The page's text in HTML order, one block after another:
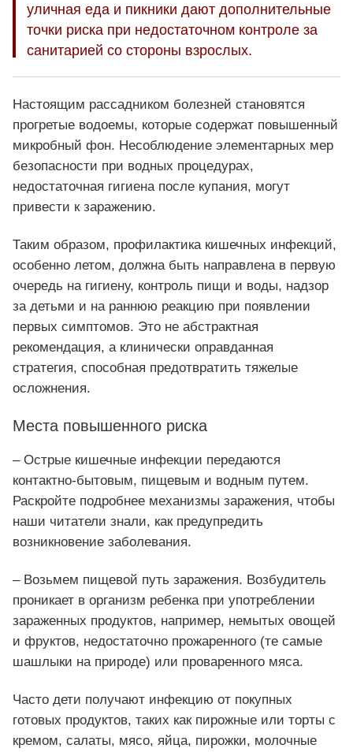
уличная еда и пикники дают дополнительные
точки риска при недостаточном контроле за
санитарией со стороны взрослых.
Настоящим рассадником болезней становятся
прогретые водоемы, которые содержат повышенный
микробный фон. Несоблюдение элементарных мер
безопасности при водных процедурах,
недостаточная гигиена после купания, могут
привести к заражению.
Таким образом, профилактика кишечных инфекций,
особенно летом, должна быть направлена в первую
очередь на гигиену, контроль пищи и воды, надзор
за детьми и на раннюю реакцию при появлении
первых симптомов. Это не абстрактная
рекомендация, а клинически оправданная
стратегия, способная предотвратить тяжелые
осложнения.
Места повышенного риска
– Острые кишечные инфекции передаются
контактно-бытовым, пищевым и водным путем.
Раскройте подробнее механизмы заражения, чтобы
наши читатели знали, как предупредить
возникновение заболевания.
– Возьмем пищевой путь заражения. Возбудитель
проникает в организм ребенка при употреблении
зараженных продуктов, например, немытых овощей
и фруктов, недостаточно прожаренного (те самые
шашлыки на природе) или проваренного мяса.
Часто дети получают инфекцию от покупных
готовых продуктов, таких как пирожные или торты с
кремом, салаты, мясо, яйца, пирожки, молочные